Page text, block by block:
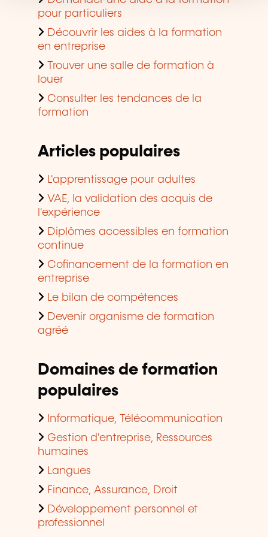
pour particuliers
Découvrir les aides à la formation
en entreprise
Trouver une salle de formation à
louer
Consulter les tendances de la
formation
Articles populaires
L'apprentissage pour adultes
VAE, la validation des acquis de
l'expérience
Diplômes accessibles en formation
continue
Cofinancement de la formation en
entreprise
Le bilan de compétences
Devenir organisme de formation
agréé
Domaines de formation
populaires
Informatique, Télécommunication
Gestion d'entreprise, Ressources
humaines
Langues
Finance, Assurance, Droit
Développement personnel et
professionnel